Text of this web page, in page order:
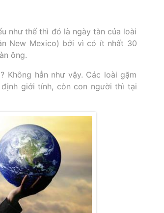
như thế thì đó là ngày tàn của loài
New Mexico) bởi vì có ít nhất 30
ông.
hẳn như vậy. Các loài gặm
giới tính, còn con người thì tại